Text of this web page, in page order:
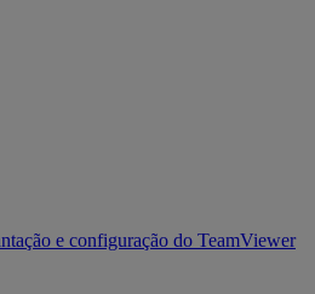
e configuração do TeamViewer